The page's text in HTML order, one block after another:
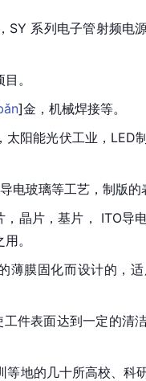
SY 系列电子管射频电
。
]金，机械焊接等。
阳能光伏工业，LED
电玻璃等工艺，制版的
晶片，基片， ITO导
。
薄膜固化而设计的，
件表面达到一定的清
等地的几十所高校、科